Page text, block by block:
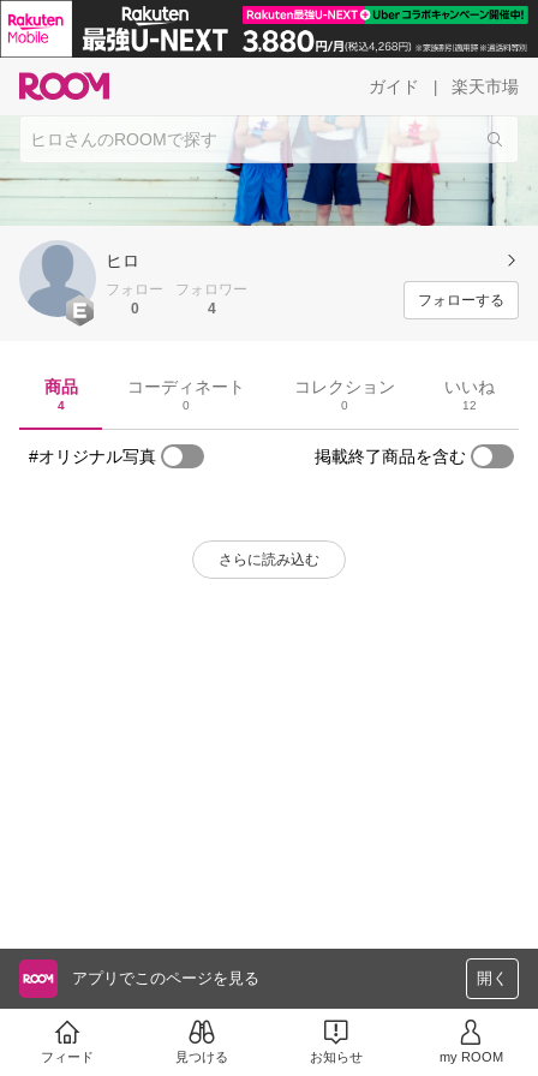
ガイド 楽天市場
ヒロ
フォロー
0
フォロワー
4
フォローする
商品
4
コーディネート
0
コレクション
0
いいね
12
#オリジナル写真 掲載終了商品を含む
さらに読み込む
アプリでこのページを見る 開く
フィード 見つける お知らせ my ROOM